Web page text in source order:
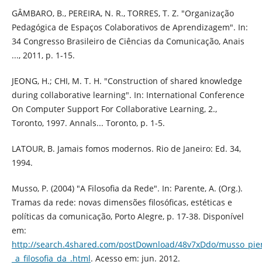
GÂMBARO, B., PEREIRA, N. R., TORRES, T. Z. "Organização
Pedagógica de Espaços Colaborativos de Aprendizagem". In:
34 Congresso Brasileiro de Ciências da Comunicação, Anais
..., 2011, p. 1-15.
JEONG, H.; CHI, M. T. H. "Construction of shared knowledge
during collaborative learning". In: International Conference
On Computer Support For Collaborative Learning, 2.,
Toronto, 1997. Annals... Toronto, p. 1-5.
LATOUR, B. Jamais fomos modernos. Rio de Janeiro: Ed. 34,
1994.
Musso, P. (2004) "A Filosofia da Rede". In: Parente, A. (Org.).
Tramas da rede: novas dimensões filosóficas, estéticas e
políticas da comunicação, Porto Alegre, p. 17-38. Disponível
em:
http://search.4shared.com/postDownload/48v7xDdo/
_a_filosofia_da_.html. Acesso em: jun. 2012.